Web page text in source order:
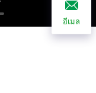
อีเมล